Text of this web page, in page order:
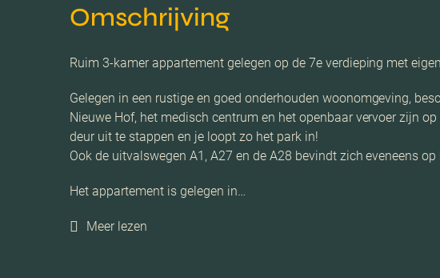
Omschrijving
Ruim 3-kamer appartement gelegen op de 7e verdieping met
Gelegen in een rustige en goed onderhouden woonomgeving,
Nieuwe Hof, het medisch centrum en het openbaar vervoer zijn
deur uit te stappen en je loopt zo het park in!
Ook de uitvalswegen A1, A27 en de A28 bevindt zich eveneens
Het appartement is gelegen in…
Meer lezen